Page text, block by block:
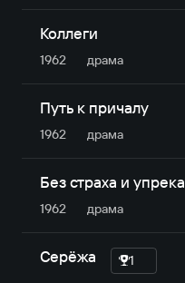
Коллеги
1962 драма
Путь к причалу
1962 драма
Без страха и упрека
1962 драма
Серёжа
1